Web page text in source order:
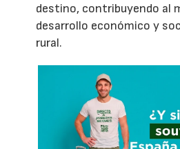
destino, contribuyendo al
desarrollo económico y
rural.